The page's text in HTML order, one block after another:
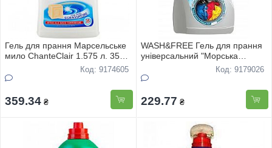
Гель для прання Марсельське
мило ChanteClair 1.575 л. 35
Код: 9174605
359.34 ₴
WASH&FREE Гель для прання
універсальний "Морська
свіжість з нотками мінеральної
солі" 5000г
Код: 9179026
229.77 ₴